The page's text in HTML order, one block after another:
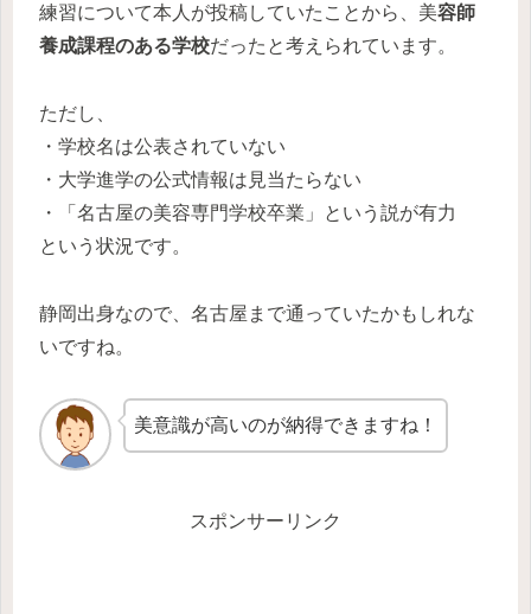
練習について本人が投稿していたことから、美容師
養成課程のある学校だったと考えられています。
ただし、
・学校名は公表されていない
・大学進学の公式情報は見当たらない
・「名古屋の美容専門学校卒業」という説が有力
という状況です。
静岡出身なので、名古屋まで通っていたかもしれな
いですね。
美意識が高いのが納得できますね！
スポンサーリンク